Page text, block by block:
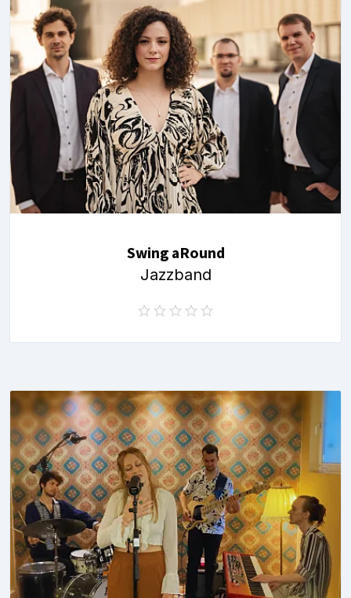
Swing aRound
Jazzband